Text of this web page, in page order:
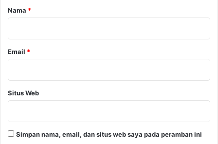
rNama *
Email *
Situs Web
Simpan nama, email, dan situs web saya pada peramban ini